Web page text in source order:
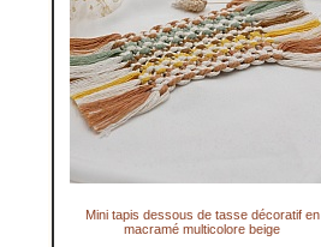
Mini tapis dessous de tasse décoratif en
macramé multicolore beige